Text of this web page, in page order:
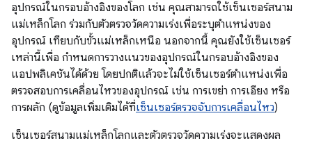
อุปกรณ์ในกรอบอ้างอิงของโลก เช่น คุณสามารถใช้เซ็นเซอร์สนาม
แม่เหล็กโลก ร่วมกับตัวตรวจวัดความเร่งเพื่อระบุตำแหน่งของ
อุปกรณ์ เทียบกับขั้วแม่เหล็กเหนือ นอกจากนี้ คุณยังใช้เซ็นเซอร์
เหล่านี้เพื่อ กำหนดการวางแนวของอุปกรณ์ในกรอบอ้างอิงของ
แอปพลิเคชันได้ด้วย โดยปกติแล้วจะไม่ใช้เซ็นเซอร์ตำแหน่งเพื่อ
ตรวจสอบการเคลื่อนไหวของอุปกรณ์ เช่น การเขย่า การเอียง หรือ
การผลัก (ดูข้อมูลเพิ่มเติมได้ที่เซ็นเซอร์ตรวจจับการเคลื่อนไหว)
เซ็นเซอร์สนามแม่เหล็กโลกและตัวตรวจวัดความเร่งจะแสดงผล